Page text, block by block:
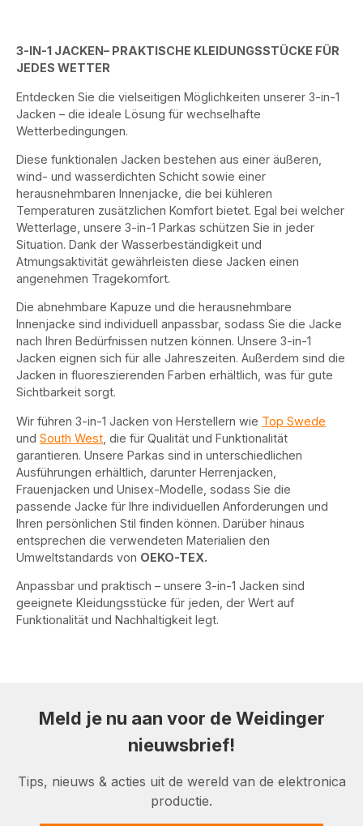
3-IN-1 JACKEN– PRAKTISCHE KLEIDUNGSSTÜCKE FÜR
JEDES WETTER
Entdecken Sie die vielseitigen Möglichkeiten unserer 3-in-1
Jacken – die ideale Lösung für wechselhafte
Wetterbedingungen.
Diese funktionalen Jacken bestehen aus einer äußeren,
wind- und wasserdichten Schicht sowie einer
herausnehmbaren Innenjacke, die bei kühleren
Temperaturen zusätzlichen Komfort bietet. Egal bei welcher
Wetterlage, unsere 3-in-1 Parkas schützen Sie in jeder
Situation. Dank der Wasserbeständigkeit und
Atmungsaktivität gewährleisten diese Jacken einen
angenehmen Tragekomfort.
Die abnehmbare Kapuze und die herausnehmbare
Innenjacke sind individuell anpassbar, sodass Sie die Jacke
nach Ihren Bedürfnissen nutzen können. Unsere 3-in-1
Jacken eignen sich für alle Jahreszeiten. Außerdem sind die
Jacken in fluoreszierenden Farben erhältlich, was für gute
Sichtbarkeit sorgt.
Wir führen 3-in-1 Jacken von Herstellern wie Top Swede
und South West , die für Qualität und Funktionalität
garantieren. Unsere Parkas sind in unterschiedlichen
Ausführungen erhältlich, darunter Herrenjacken,
Frauenjacken und Unisex-Modelle, sodass Sie die
passende Jacke für Ihre individuellen Anforderungen und
Ihren persönlichen Stil finden können. Darüber hinaus
entsprechen die verwendeten Materialien den
Umweltstandards von OEKO-TEX.
Anpassbar und praktisch – unsere 3-in-1 Jacken sind
geeignete Kleidungsstücke für jeden, der Wert auf
Funktionalität und Nachhaltigkeit legt.
Meld je nu aan voor de Weidinger
nieuwsbrief!
Tips, nieuws & acties uit de wereld van de elektronica
productie.